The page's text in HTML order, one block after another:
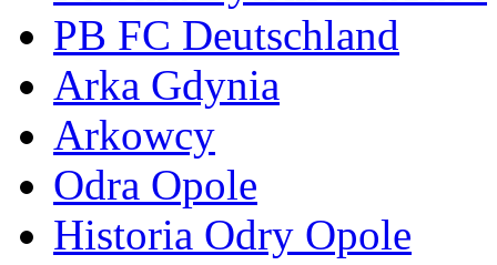
PB FC Deutschland
Arka Gdynia
Arkowcy
Odra Opole
Historia Odry Opole